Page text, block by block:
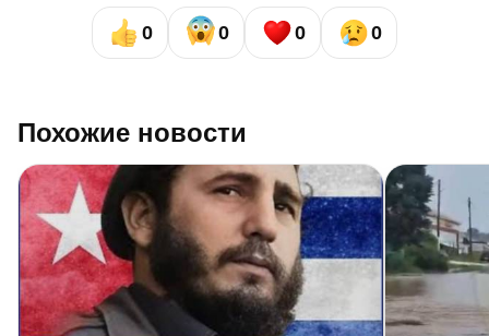
0 0 0 0
Похожие новости